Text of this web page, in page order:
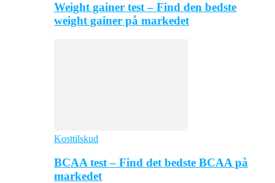
Weight gainer test – Find den bedste
weight gainer på markedet
Kosttilskud
BCAA test – Find det bedste BCAA på
markedet